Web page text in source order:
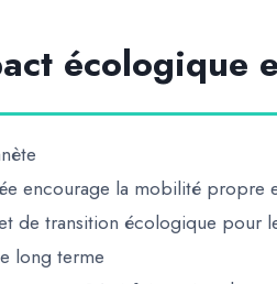
écologique
encourage la mobilité propre
de transition écologique pour
long terme